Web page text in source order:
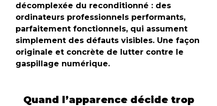
décomplexée du reconditionné : des
ordinateurs professionnels performants,
parfaitement fonctionnels, qui assument
simplement des défauts visibles. Une façon
originale et concrète de lutter contre le
gaspillage numérique.
Quand l’apparence décide trop